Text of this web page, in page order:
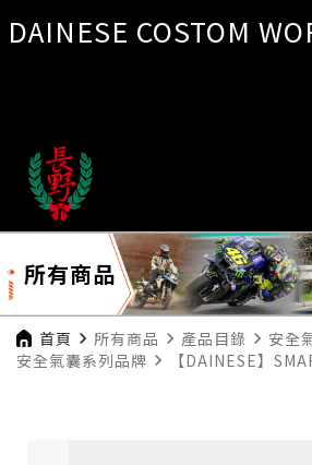
DAINESE COSTOM
所有商品
首頁 navigate_next 所有商品 navigate_next 產品目錄 navigate_next 安全
安全氣囊系列品牌 navigate_next 【DAINESE】